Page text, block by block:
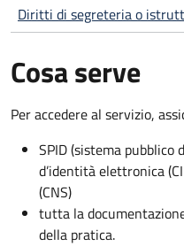
Diritti di segreteria o
Cosa serve
Per accedere al servizio,
SPID (sistema
d’identità elettronica
(CNS)
tutta la
della pratica.